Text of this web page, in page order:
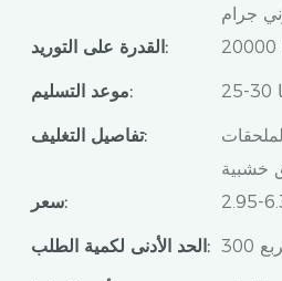
جرام
القدرة على التوريد:
موعد التسليم:
تفاصيل التغليف:
خشبية
سعر:
الحد الأدنى لكمية الطلب: